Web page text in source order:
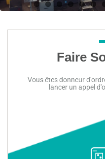
Faire
Vous êtes donneur
lancer un appel